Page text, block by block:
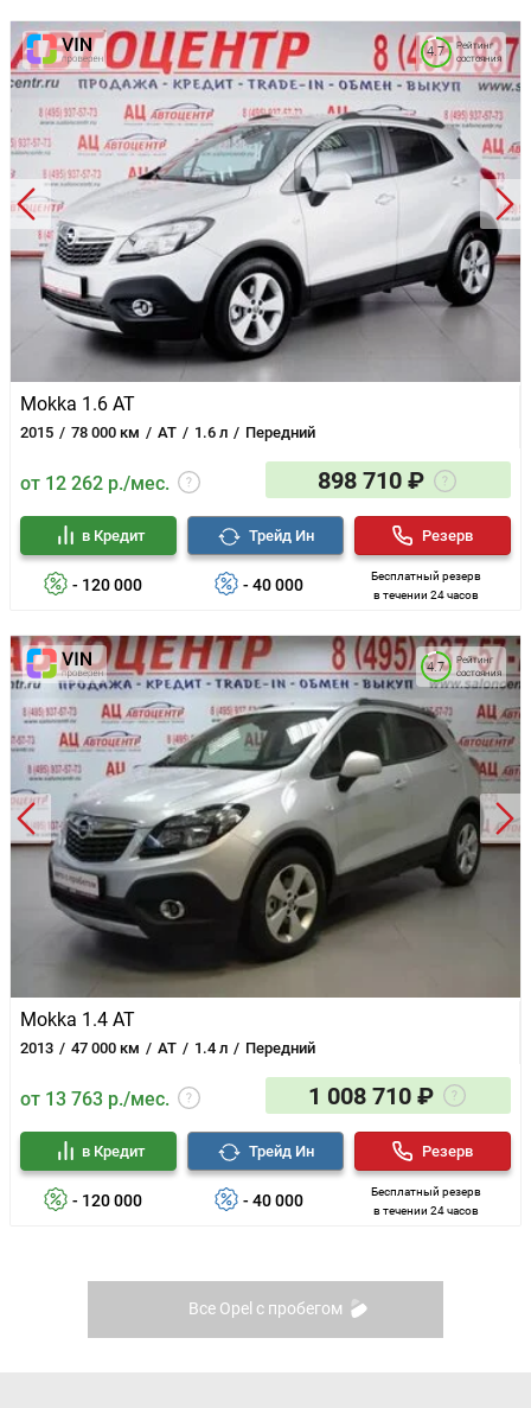
Mokka 1.6 AT
2015 78 000 км AT 1.6 л Передний
Рейтинг
состояния
4.7
от 12 262 р./мес. 898 710 ₽
- 120 000
в Кредит
- 40 000
Трейд Ин
Бесплатный резерв
в течении 24 часов
Резерв
Mokka 1.4 AT
2013 47 000 км AT 1.4 л Передний
Рейтинг
состояния
4.7
от 13 763 р./мес. 1 008 710 ₽
- 120 000
в Кредит
- 40 000
Трейд Ин
Бесплатный резерв
в течении 24 часов
Резерв
Все Opel с пробегом